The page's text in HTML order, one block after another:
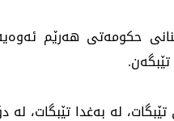
حكومه‌تی هه‌رێم
له‌ به‌غدا تێبگات، له‌